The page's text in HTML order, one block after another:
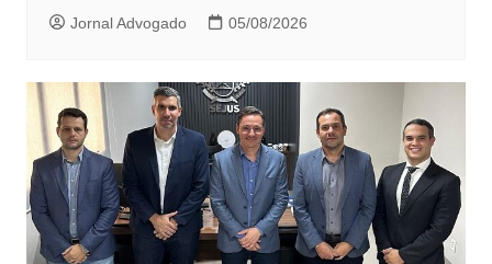
Jornal Advogado 05/08/2026